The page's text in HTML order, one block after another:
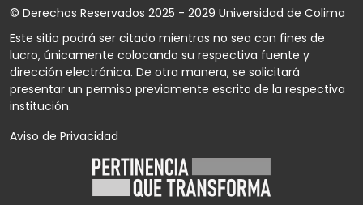
© Derechos Reservados 2025 - 2029 Universidad de Colima
Este sitio podrá ser citado mientras no sea con fines de
lucro, únicamente colocando su respectiva fuente y
dirección electrónica. De otra manera, se solicitará
presentar un permiso previamente escrito de la respectiva
institución.
Aviso de Privacidad